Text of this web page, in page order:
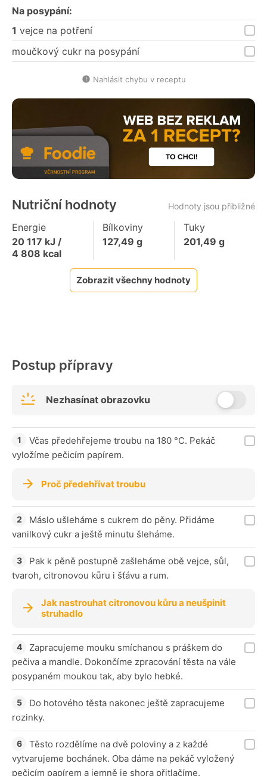
Na posypání:
1 vejce na potření
moučkový cukr na posypání
Nahlásit chybu v receptu
Nutriční hodnoty Hodnoty jsou přibližné
Energie
20 117 kJ /
4 808 kcal
Bílkoviny
127,49 g
Tuky
201,49 g
Zobrazit všechny hodnoty
Postup přípravy
Nezhasínat obrazovku
Včas předehřejeme troubu na 180 °C. Pekáč
vyložíme pečicím papírem.
Proč předehřívat troubu
Máslo ušleháme s cukrem do pěny. Přidáme
vanilkový cukr a ještě minutu šleháme.
Pak k pěně postupně zašleháme obě vejce, sůl,
tvaroh, citronovou kůru i šťávu a rum.
Jak nastrouhat citronovou kůru a neušpinit
struhadlo
Zapracujeme mouku smíchanou s práškem do
pečiva a mandle. Dokončíme zpracování těsta na vále
posypaném moukou tak, aby bylo hebké.
Do hotového těsta nakonec ještě zapracujeme
rozinky.
Těsto rozdělíme na dvě poloviny a z každé
vytvarujeme bochánek. Oba dáme na pekáč vyložený
pečicím papírem a jemně je shora přitlačíme.